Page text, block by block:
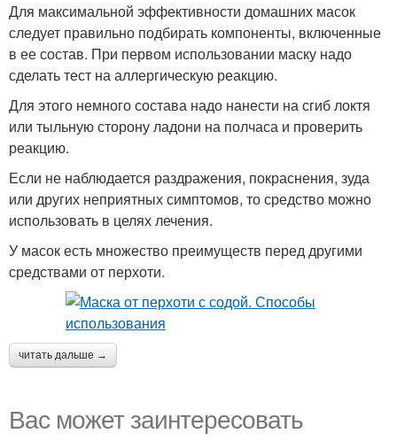
Для максимальной эффективности домашних масок
следует правильно подбирать компоненты, включенные
в ее состав. При первом использовании маску надо
сделать тест на аллергическую реакцию.
Для этого немного состава надо нанести на сгиб локтя
или тыльную сторону ладони на полчаса и проверить
реакцию.
Если не наблюдается раздражения, покраснения, зуда
или других неприятных симптомов, то средство можно
использовать в целях лечения.
У масок есть множество преимуществ перед другими
средствами от перхоти.
читать дальше →
Вас может заинтересовать